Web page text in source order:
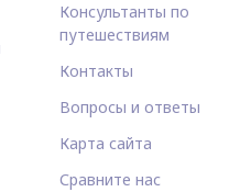
Консультанты по
путешествиям
Контакты
Вопросы и ответы
Карта сайта
Сравните нас